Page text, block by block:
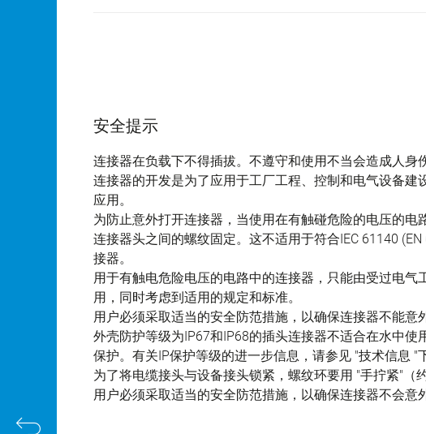
安全提示
连接器在负载下不得插拔。不遵守和使用不当会造成人身
连接器的开发是为了应用于工厂工程、控制和电气设备
应用。
为防止意外打开连接器，当使用在有触碰危险的电压的
连接器头之间的螺纹固定。这不适用于符合IEC 61140
接器。
用于有触电危险电压的电路中的连接器，只能由受过电
用，同时考虑到适用的规定和标准。
用户必须采取适当的安全防范措施，以确保连接器不能意
外壳防护等级为IP67和IP68的插头连接器不适合在水中
保护。有关IP保护等级的进一步信息，请参见 "技术信息 "
为了将电缆接头与设备接头锁紧，螺纹环要用 "手拧紧"（
用户必须采取适当的安全防范措施，以确保连接器不会意